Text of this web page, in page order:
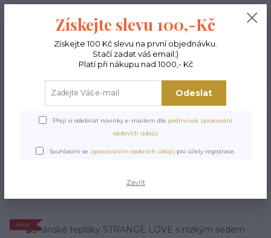
Po - Pá 9-15:00 0,00 Kč
Pánské tepláky STRANGE LOVE s nízkým sedem
Pánské tepláky STRANGE
LOVE s nízkým sedem
Akce
Získejte slevu 100,-Kč
Získejte 100 Kč slevu na první objednávku.
Stačí zadat váš email;)
Platí při nákupu nad 1000,- Kč
Odeslat
Přeji si odebírat novinky e-mailem dle podmínek zpracování
osobních údajů.
Souhlasím se zpracováním osobních údajů pro účely registrace.
Zavřít